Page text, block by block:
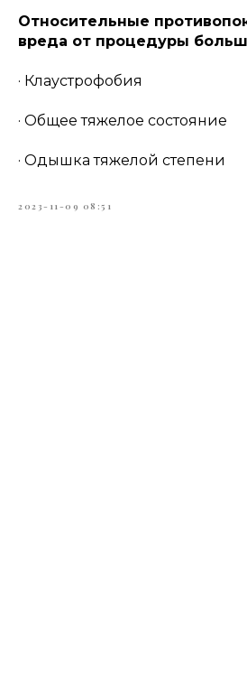
Относительные
вреда от процедуры
· Клаустрофобия
· Общее тяжелое состояние
· Одышка тяжелой степени
2023-11-09 08:51